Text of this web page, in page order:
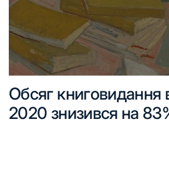
Обсяг книговидання
2020 знизився на